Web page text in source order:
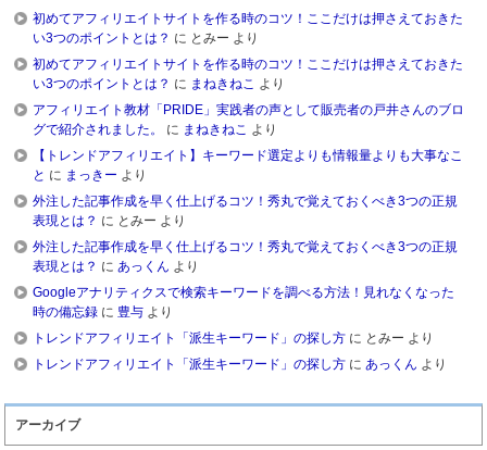
初めてアフィリエイトサイトを作る時のコツ！ここだけは押さえておきた
い3つのポイントとは？ に とみー より
初めてアフィリエイトサイトを作る時のコツ！ここだけは押さえておきた
い3つのポイントとは？ に まねきねこ より
アフィリエイト教材「PRIDE」実践者の声として販売者の戸井さんのブロ
グで紹介されました。
に まねきねこ より
【トレンドアフィリエイト】キーワード選定よりも情報量よりも大事なこ
と に まっきー より
外注した記事作成を早く仕上げるコツ！秀丸で覚えておくべき3つの正規
表現とは？ に とみー より
外注した記事作成を早く仕上げるコツ！秀丸で覚えておくべき3つの正規
表現とは？ に あっくん より
Googleアナリティクスで検索キーワードを調べる方法！見れなくなった
時の備忘録 に 豊与 より
トレンドアフィリエイト「派生キーワード」の探し方 に とみー より
トレンドアフィリエイト「派生キーワード」の探し方 に あっくん より
アーカイブ